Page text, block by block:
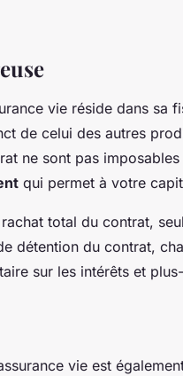
vie réside dans sa
de celui des autres
ne sont pas
qui permet à votre
rachat total du contrat,
détention du contrat,
sur les intérêts et
vie est